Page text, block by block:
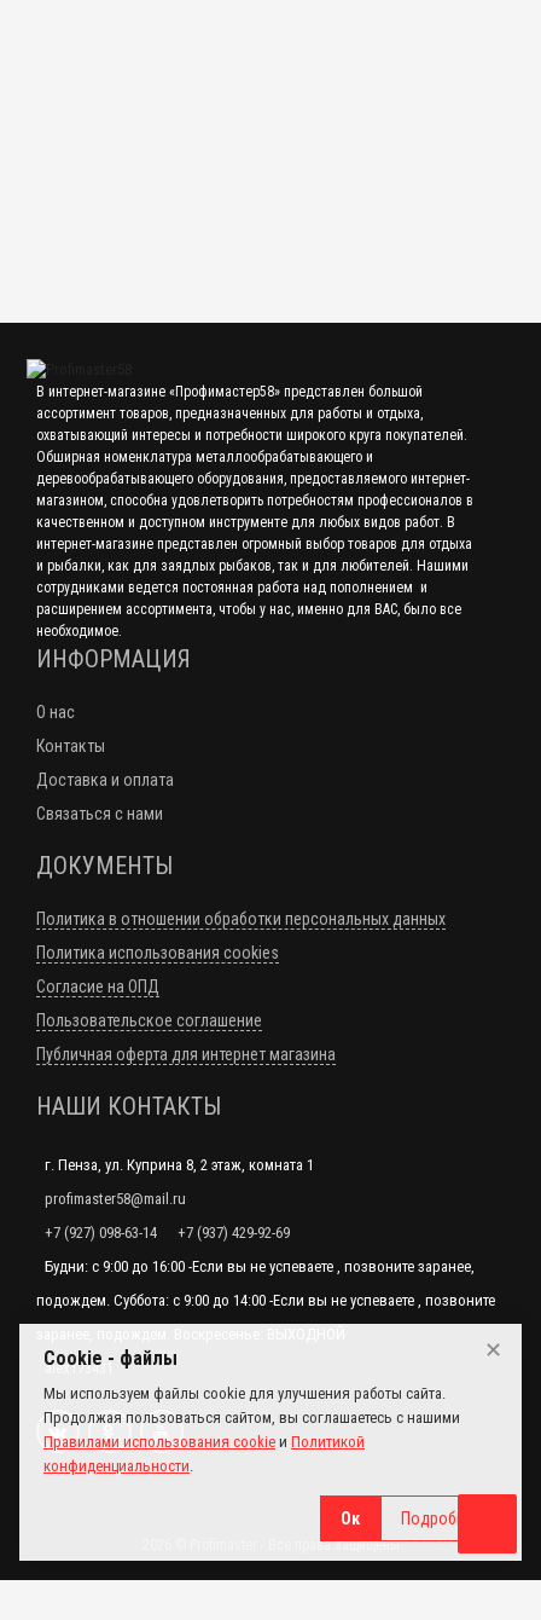
В интернет-магазине «Профимастер58» представлен большой
ассортимент товаров, предназначенных для работы и отдыха,
охватывающий интересы и потребности широкого круга покупателей.
Обширная номенклатура металлообрабатывающего и
деревообрабатывающего оборудования, предоставляемого интернет-
магазином, способна удовлетворить потребностям профессионалов в
качественном и доступном инструменте для любых видов работ. В
интернет-магазине представлен огромный выбор товаров для отдыха
и рыбалки, как для заядлых рыбаков, так и для любителей. Нашими
сотрудниками ведется постоянная работа над пополнением и
расширением ассортимента, чтобы у нас, именно для ВАС, было все
необходимое.
ИНФОРМАЦИЯ
О нас
Контакты
Доставка и оплата
Связаться с нами
ДОКУМЕНТЫ
Политика в отношении обработки персональных данных
Политика использования cookies
Согласие на ОПД
Пользовательское соглашение
Публичная оферта для интернет магазина
НАШИ КОНТАКТЫ
г. Пенза, ул. Куприна 8, 2 этаж, комната 1
profimaster58@mail.ru
+7 (927) 098-63-14
+7 (937) 429-92-69
Будни: с 9:00 до 16:00 -Если вы не успеваете , позвоните заранее,
подождем. Суббота: с 9:00 до 14:00 -Если вы не успеваете , позвоните
alex173431
2026 © Profimaster - Все права защищены
✕
Cookie - файлы
Мы используем файлы cookie для улучшения работы сайта.
Продолжая пользоваться сайтом, вы соглашаетесь с нашими
Правилами использования cookie и Политикой
конфиденциальности.
Ок Подробнее